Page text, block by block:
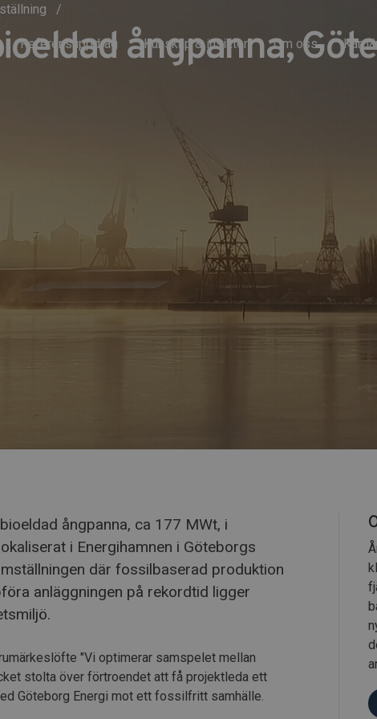
Referensuppdrag Kunskap & insikter Om oss
ångpanna,
ångpanna, ca 177 MWt, i
i Energihamnen i Göteborgs
där fossilbaserad produktion
anläggningen på rekordtid ligger
"Vi optimerar samspelet mellan
stolta över förtroendet att få projektleda ett
Göteborg Energi mot ett fossilfritt samhälle.